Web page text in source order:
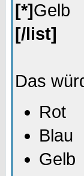
[*]Gelb
[/list]
Das
Rot
Blau
Gelb